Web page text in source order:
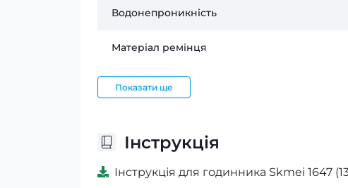
Водонепроникність
Матеріал ремінця
Показати ще
Інструкція
Інструкція для годинника Skmei 1647